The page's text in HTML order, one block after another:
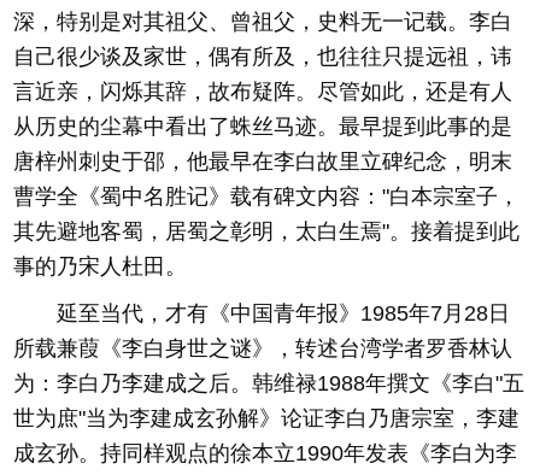
深，特别是对其祖父、曾祖父，史料无一记载。李白
自己很少谈及家世，偶有所及，也往往只提远祖，讳
言近亲，闪烁其辞，故布疑阵。尽管如此，还是有人
从历史的尘幕中看出了蛛丝马迹。最早提到此事的是
唐梓州刺史于邵，他最早在李白故里立碑纪念，明末
曹学全《蜀中名胜记》载有碑文内容："白本宗室子，
其先避地客蜀，居蜀之彰明，太白生焉"。接着提到此
事的乃宋人杜田。
延至当代，才有《中国青年报》1985年7月28日
所载兼葭《李白身世之谜》，转述台湾学者罗香林认
为：李白乃李建成之后。韩维禄1988年撰文《李白"五
世为庶"当为李建成玄孙解》论证李白乃唐宗室，李建
成玄孙。持同样观点的徐本立1990年发表《李白为李